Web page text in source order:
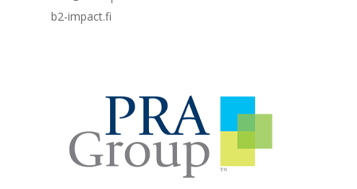
b2-impact.fi
Blogit
Hallitus